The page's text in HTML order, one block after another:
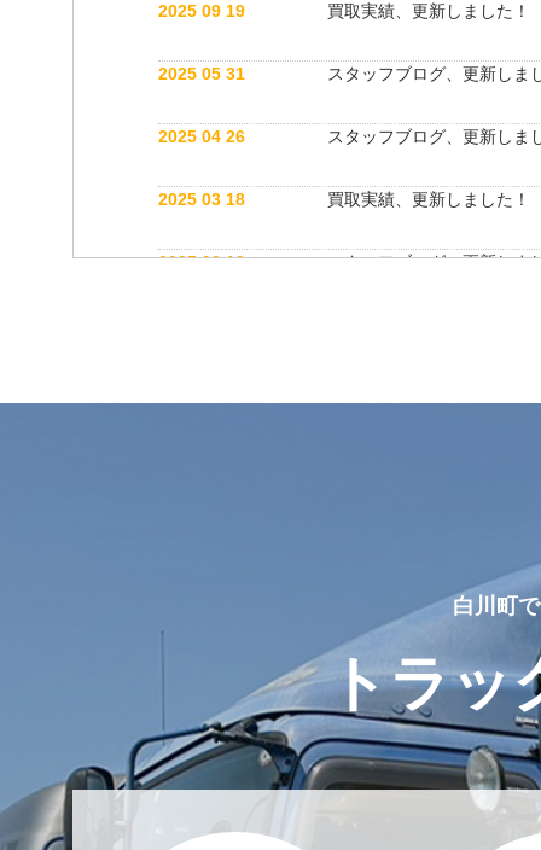
2025 09 19 買取実績、更新しました！
2025 05 31 スタッフブログ、更新しま
2025 04 26 スタッフブログ、更新しま
2025 03 18 買取実績、更新しました！
2025 03 12 スタッフブログ、更新しま
白川町
トラッ